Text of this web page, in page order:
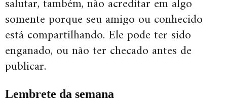
somente porque seu amigo ou conhecido
está compartilhando. Ele pode ter sido
enganado, ou não ter checado antes de
publicar.
Lembrete da semana